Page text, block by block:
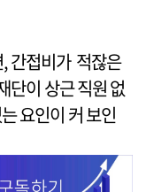
간접비가 적잖은
단이 상근 직원 없
요인이 커 보인